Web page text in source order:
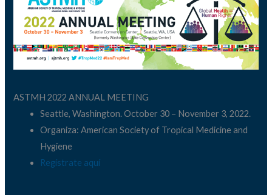
ASTMH 2022 ANNUAL MEETING
Seattle, Washington. October 30 – November 3, 2022.
Organiza: American Society of Tropical Medicine and
Hygiene
Regístrate aquí